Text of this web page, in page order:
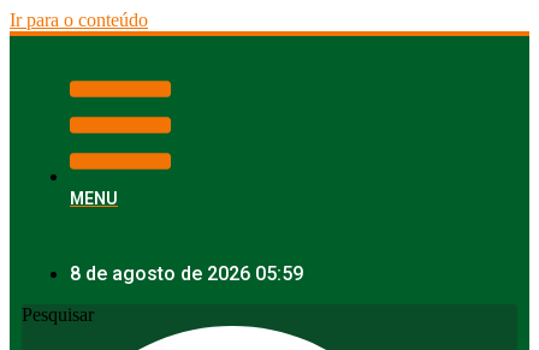
Ir para o conteúdo
MENU
8 de agosto de 2026 05:59
Pesquisar